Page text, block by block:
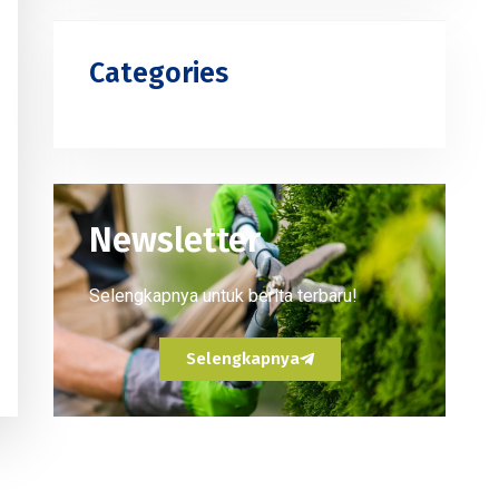
Categories
Newsletter
Selengkapnya untuk berita terbaru!
Selengkapnya